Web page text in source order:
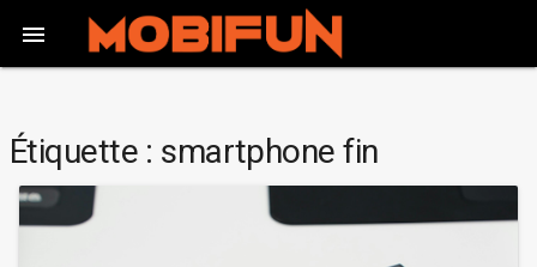

Étiquette : smartphone fin